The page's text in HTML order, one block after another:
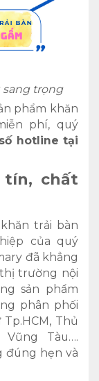
sang trọng
phẩm khăn
phí, quý
số hotline tại
tín, chất
trải bàn
của quý
đã khẳng
trường nội
sản phẩm
phân phối
Thủ
Tàu….
đúng hẹn và